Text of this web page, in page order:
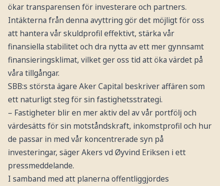
ökar transparensen för investerare och partners.
Intäkterna från denna avyttring gör det möjligt för oss
att hantera vår skuldprofil effektivt, stärka vår
finansiella stabilitet och dra nytta av ett mer gynnsamt
finansieringsklimat, vilket ger oss tid att öka värdet på
våra tillgångar.
SBB:s största ägare Aker Capital beskriver affären som
ett naturligt steg för sin fastighetsstrategi.
– Fastigheter blir en mer aktiv del av vår portfölj och
värdesätts för sin motståndskraft, inkomstprofil och hur
de passar in med vår koncentrerade syn på
investeringar, säger Akers vd Øyvind Eriksen i ett
pressmeddelande.
I samband med att planerna offentliggjordes